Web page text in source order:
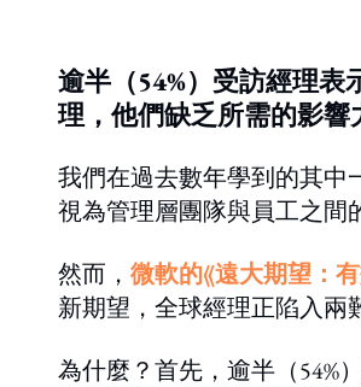
逾半（54%）受訪經理表
理，他們缺乏所需的影響
我們在過去數年學到的其中
視為管理層團隊與員工之間
然而， 微軟的《遠大期望：
新期望，全球經理正陷入兩
為什麼？首先，逾半（54%